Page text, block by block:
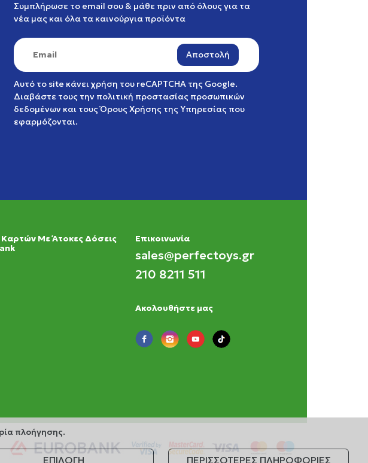
Συμπλήρωσε το email σου & μάθε πριν από όλους για τα
νέα μας και όλα τα καινούργια προϊόντα
Αποστολή
Αυτό το site κάνει χρήση του reCAPTCHA της Google.
Διαβάστε τους την πολιτική προστασίας προσωπικών
δεδομένων και τουςΌρους Χρήσης της Υπηρεσίας που
εφαρμόζονται.
Καρτών Με Άτοκες Δόσεις
Eπικοινωνία
sales@perfectoys.gr
210 8211 511
Ακολουθήστε μας
πλοήγησης.
ΕΠΙΛΟΓΗ ΠΕΡΙΣΣΟΤΕΡΕΣ ΠΛΗΡΟΦΟΡΙΕΣ